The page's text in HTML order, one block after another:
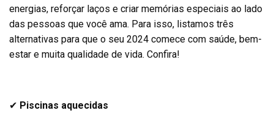
energias, reforçar laços e criar memórias especiais ao lado
das pessoas que você ama. Para isso, listamos três
alternativas para que o seu 2024 comece com saúde, bem-
estar e muita qualidade de vida. Confira!
✔ Piscinas aquecidas